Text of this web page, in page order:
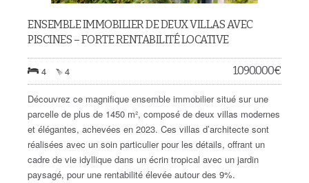
ENSEMBLE IMMOBILIER DE DEUX VILLAS AVEC
PISCINES – FORTE RENTABILITÉ LOCATIVE
4 4 1.090.000€
Découvrez ce magnifique ensemble immobilier situé sur une
parcelle de plus de 1450 m², composé de deux villas modernes
et élégantes, achevées en 2023. Ces villas d’architecte sont
réalisées avec un soin particulier pour les détails, offrant un
cadre de vie idyllique dans un écrin tropical avec un jardin
paysagé, pour une rentabilité élevée autour des 9%.